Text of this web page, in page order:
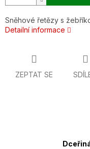
Sněhové řetězy s
Detailní informace
ZEPTAT SE